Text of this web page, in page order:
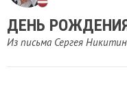
ДЕНЬ
Из письма Сергея